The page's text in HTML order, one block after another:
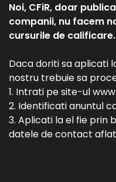
Noi, CFiR, doar
companii, nu facem
cursurile de calificare.
Daca doriti sa aplicati
nostru trebuie sa
1. Intrati pe site-ul
2. Identificati anuntul
3. Aplicati la el fie prin
datele de contact